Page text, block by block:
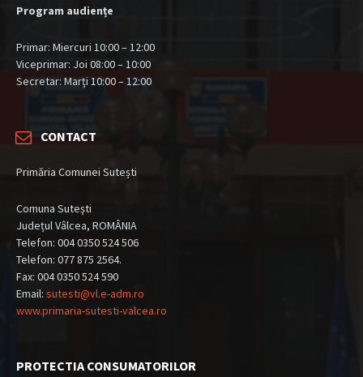
Program audiențe
Primar: Miercuri 10:00 – 12:00
Viceprimar: Joi 08:00 – 10:00
Secretar: Marți 10:00 – 12:00
CONTACT
Primăria Comunei Sutești
Comuna Sutești
Județul Vâlcea, ROMÂNIA
Telefon: 004 0350 524 506
Telefon: 077 875 2564.
Fax: 004 0350 524 590
Email: sutesti@vl.e-adm.ro
www.primaria-sutesti-valcea.ro
PROTECTIA CONSUMATORILOR